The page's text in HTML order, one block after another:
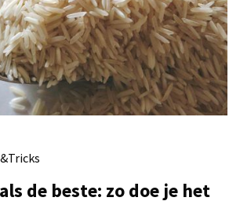
de beste: zo doe je het